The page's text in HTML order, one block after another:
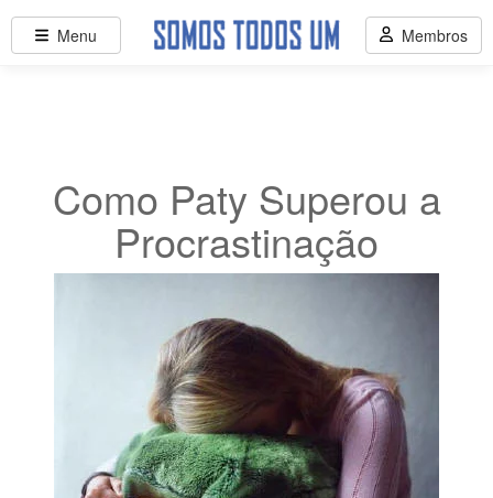
Como Paty Superou a
Procrastinação
Menu Membros